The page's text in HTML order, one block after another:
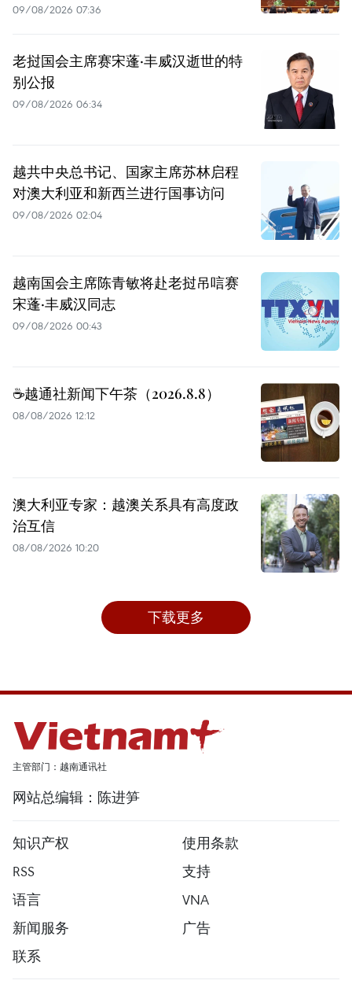
09/08/2026 07:36
老挝国会主席赛宋蓬·丰威汉逝世的特
别公报
09/08/2026 06:34
越共中央总书记、国家主席苏林启程
对澳大利亚和新西兰进行国事访问
09/08/2026 02:04
越南国会主席陈青敏将赴老挝吊唁赛
宋蓬·丰威汉同志
09/08/2026 00:43
☕️越通社新闻下午茶（2026.8.8）
08/08/2026 12:12
澳大利亚专家：越澳关系具有高度政
治互信
08/08/2026 10:20
下载更多
主管部门：越南通讯社
网站总编辑：陈进笋
知识产权
使用条款
RSS
支持
语言
VNA
新闻服务
广告
联系